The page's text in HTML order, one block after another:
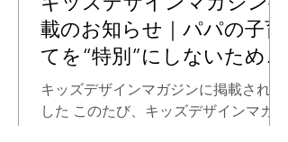
活動内容◆ アンバサダーに選ばれた方
には、最初の3か月間で ・ベビー用腹
巻き ・布おむつカバー ・ポケッタブ
ル抱っこ紐「パパダッコSG」 など 順
次アイテムをお送りいたします。
Instagramを中心に、
載のお知らせ｜パパの子育
てを“特別”にしないための
ものづくり
キッズデザインマガジンに掲載されま
した このたび、キッズデザインマガジ